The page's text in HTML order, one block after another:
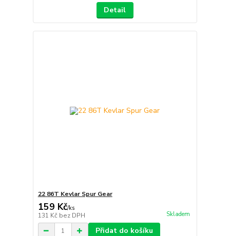
Detail
22 86T Kevlar Spur Gear
159 Kč/ks
131 Kč bez DPH Skladem
Přidat do košíku